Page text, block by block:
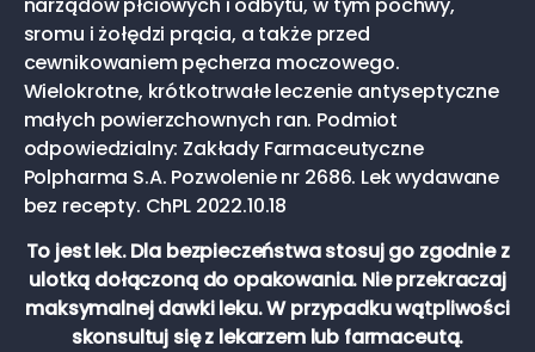
sromu i żołędzi prącia, a także przed
cewnikowaniem pęcherza moczowego.
Wielokrotne, krótkotrwałe leczenie antyseptyczne
małych powierzchownych ran. Podmiot
odpowiedzialny: Zakłady Farmaceutyczne
Polpharma S.A. Pozwolenie nr 2686. Lek wydawane
bez recepty. ChPL 2022.10.18
To jest lek. Dla bezpieczeństwa stosuj go zgodnie z
ulotką dołączoną do opakowania. Nie przekraczaj
maksymalnej dawki leku. W przypadku wątpliwości
skonsultuj się z lekarzem lub farmaceutą.